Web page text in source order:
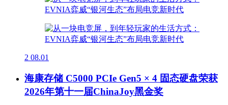
2 08.01
海康存储 C5000 PCIe Gen5 × 4 固态硬盘荣获
2026年第十一届ChinaJoy黑金奖